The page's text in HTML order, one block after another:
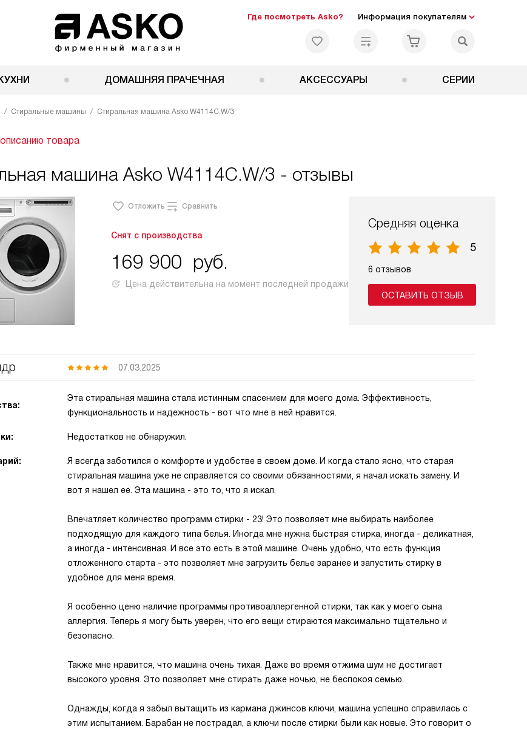
Где посмотреть Asko? Информация покупателям
ДОМАШНЯЯ ПРАЧЕЧНАЯ АКСЕССУАРЫ СЕРИИ
Стиральные машины Стиральная машина Asko W4114C.W/3
товара
машина Asko W4114C.W/3 - отзывы
Отложить Сравнить
Снят с производства
169 900 руб.
Цена действительна на момент последней продажи
Средняя оценка
5
6 отзывов
ОСТАВИТЬ ОТЗЫВ
07.03.2025
Эта стиральная машина стала истинным спасением для моего дома. Эффективность,
функциональность и надежность - вот что мне в ней нравится.
Недостатков не обнаружил.
Я всегда заботился о комфорте и удобстве в своем доме. И когда стало ясно, что старая
стиральная машина уже не справляется со своими обязанностями, я начал искать замену. И
вот я нашел ее. Эта машина - это то, что я искал.
Впечатляет количество программ стирки - 23! Это позволяет мне выбирать наиболее
подходящую для каждого типа белья. Иногда мне нужна быстрая стирка, иногда - деликатная,
а иногда - интенсивная. И все это есть в этой машине. Очень удобно, что есть функция
отложенного старта - это позволяет мне загрузить белье заранее и запустить стирку в
удобное для меня время.
Я особенно ценю наличие программы противоаллергенной стирки, так как у моего сына
аллергия. Теперь я могу быть уверен, что его вещи стираются максимально тщательно и
безопасно.
Также мне нравится, что машина очень тихая. Даже во время отжима шум не достигает
высокого уровня. Это позволяет мне стирать даже ночью, не беспокоя семью.
Однажды, когда я забыл вытащить из кармана джинсов ключи, машина успешно справилась с
этим испытанием. Барабан не пострадал, а ключи после стирки были как новые. Это говорит о